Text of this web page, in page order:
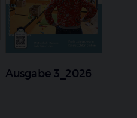
Ausgabe 3_2026